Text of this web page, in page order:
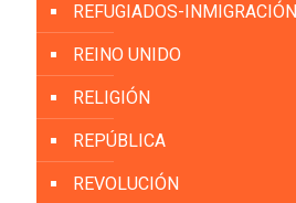
REFUGIADOS-INMIGRACIÓN
REINO UNIDO
RELIGIÓN
REPÚBLICA
REVOLUCIÓN